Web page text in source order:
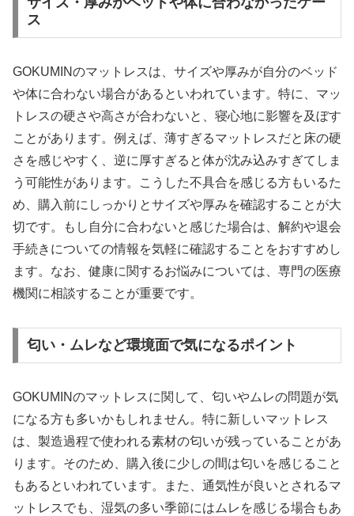
ス
GOKUMINのマットレスは、サイズや厚みが自分のベッド
や体に合わない場合があるといわれています。特に、マッ
トレスの硬さや高さが合わないと、寝心地に影響を及ぼす
ことがあります。例えば、薄すぎるマットレスだと床の硬
さを感じやすく、逆に厚すぎると体が沈み込みすぎてしま
う可能性があります。こうした不具合を感じる方もいるた
め、購入前にしっかりとサイズや厚みを確認することが大
切です。もし自分に合わないと感じた場合は、解約や退会
手続きについての情報を気軽に確認することをおすすめし
ます。なお、健康に関するお悩みについては、専門の医療
機関に相談することが重要です。
匂い・ムレなど環境面で気になるポイント
GOKUMINのマットレスに関して、匂いやムレの問題が気
になる方も多いかもしれません。特に新しいマットレス
は、製造過程で使われる素材の匂いが残っていることがあ
ります。そのため、購入後に少しの間は匂いを感じること
もあるといわれています。また、通気性が良いとされるマ
ットレスでも、湿気の多い季節にはムレを感じる場合もあ